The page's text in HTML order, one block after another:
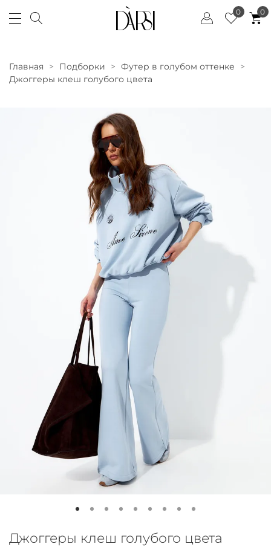
0 0
Главная Подборки
Футер в голубом оттенке
Джоггеры клеш голубого цвета
Джоггеры клеш голубого цвета